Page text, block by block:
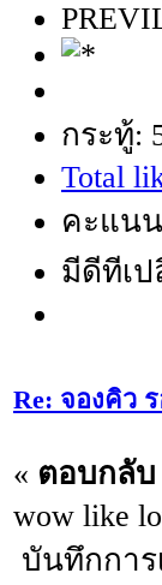
กระทู้:
Total
คะแนน
มีดีทีเ
Re: จองคิว
« ตอบกลับ
wow like
บันทึกการ